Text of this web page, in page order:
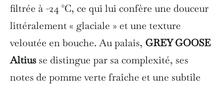
filtrée à -24 °C, ce qui lui confère une douceur
littéralement « glaciale » et une texture
veloutée en bouche. Au palais, GREY GOOSE
Altius se distingue par sa complexité, ses
notes de pomme verte fraîche et une subtile